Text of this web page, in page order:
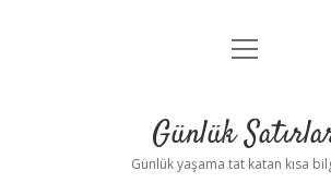
Anasayfa
Yasal Uyarı
menüyü
Günlük
Günlük yaşama tat katan kısa